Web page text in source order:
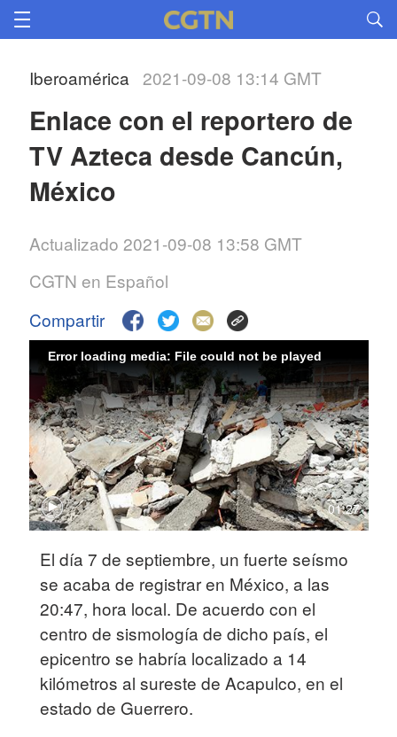
Iberoamérica 2021-09-08 13:14 GMT
Enlace con el reportero de
TV Azteca desde Cancún,
México
Actualizado 2021-09-08 13:58 GMT
CGTN en Español
Compartir
Error loading media: File could not be played
01:27
El día 7 de septiembre, un fuerte seísmo
se acaba de registrar en México, a las
20:47, hora local. De acuerdo con el
centro de sismología de dicho país, el
epicentro se habría localizado a 14
kilómetros al sureste de Acapulco, en el
estado de Guerrero.